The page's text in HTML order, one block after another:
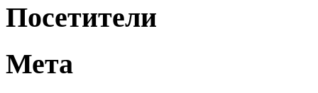
Посетители
Мета